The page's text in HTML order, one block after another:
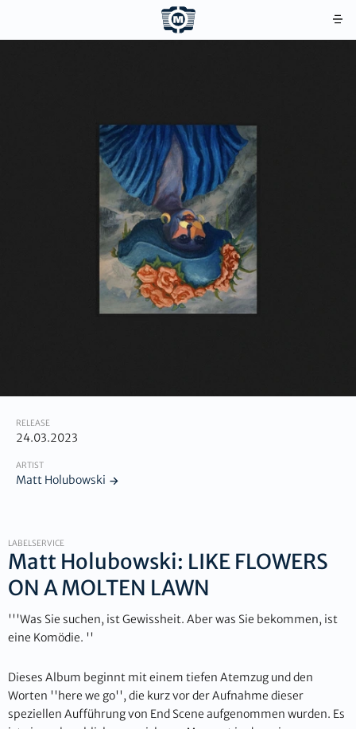
RELEASE
24.03.2023
ARTIST
Matt Holubowski
LABELSERVICE
Matt Holubowski: LIKE FLOWERS
ON A MOLTEN LAWN
'''Was Sie suchen, ist Gewissheit. Aber was Sie bekommen, ist
eine Komödie. ''
Dieses Album beginnt mit einem tiefen Atemzug und den
Worten ''here we go'', die kurz vor der Aufnahme dieser
speziellen Aufführung von End Scene aufgenommen wurden. Es